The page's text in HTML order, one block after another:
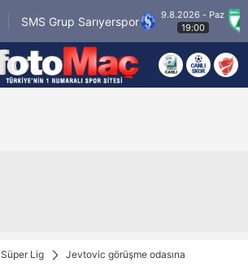
SMS Grup Sarıyerspor
9.8.2026 - Paz
19:00
Süper Lig Jevtovic görüşme odasına